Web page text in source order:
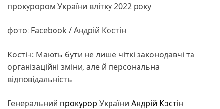
прокурором України влітку 2022 року
фото: Facebook / Андрій Костін
Костін: Мають бути не лише чіткі законодавчі та
організаційні зміни, але й персональна
відповідальність
Генеральний прокурор України Андрій Костін